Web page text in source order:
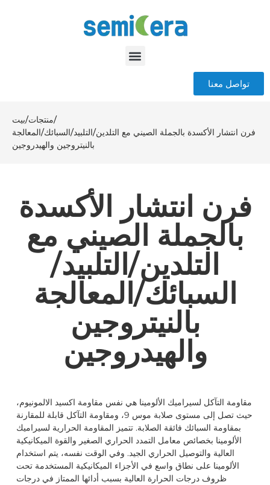
تواصل معنا
بيت/منتجات/
فرن انتشار الأكسدة بالجملة الصيني مع التلدين/التلبيد/السبائك/المعالجة
بالنيتروجين والهيدروجين
فرن انتشار الأكسدة
بالجملة الصيني مع
التلدين/التلبيد/
السبائك/المعالجة
بالنيتروجين
والهيدروجين
مقاومة التآكل لسيراميك الألومينا هي نفس مقاومة اكسيد الالمونيوم،
حيث تصل إلى مستوى صلابة موس 9، ومقاومة التآكل قابلة للمقارنة
بمقاومة السبائك فائقة الصلابة. تتميز المقاومة الحرارية لسيراميك
الألومينا بخصائص معامل التمدد الحراري الصغير والقوة الميكانيكية
العالية والتوصيل الحراري الجيد. وفي الوقت نفسه، يتم استخدام
الألومينا على نطاق واسع في الأجزاء الميكانيكية المستخدمة تحت
ظروف درجات الحرارة العالية بسبب أدائها الممتاز في درجات